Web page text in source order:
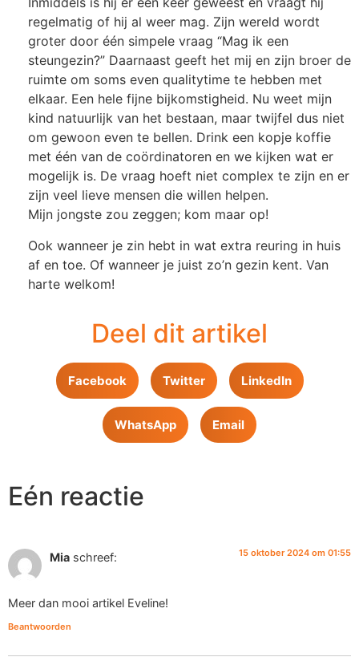
regelmatig of hij al weer mag. Zijn wereld wordt
groter door één simpele vraag “Mag ik een
steungezin?” Daarnaast geeft het mij en zijn broer de
ruimte om soms even qualitytime te hebben met
elkaar. Een hele fijne bijkomstigheid. Nu weet mijn
kind natuurlijk van het bestaan, maar twijfel dus niet
om gewoon even te bellen. Drink een kopje koffie
met één van de coördinatoren en we kijken wat er
mogelijk is. De vraag hoeft niet complex te zijn en er
zijn veel lieve mensen die willen helpen.
Mijn jongste zou zeggen; kom maar op!
Ook wanneer je zin hebt in wat extra reuring in huis
af en toe. Of wanneer je juist zo’n gezin kent. Van
harte welkom!
Deel dit artikel
Facebook Twitter LinkedIn
WhatsApp Email
Eén reactie
Mia schreef: 15 oktober 2024 om 01:55
Meer dan mooi artikel Eveline!
Beantwoorden